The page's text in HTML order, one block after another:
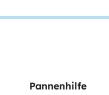
Pannenhilfe